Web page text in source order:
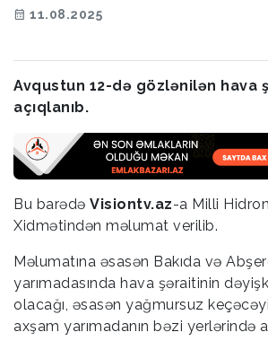
11.08.2025
Avqustun 12-də gözlənilən hava
açıqlanıb.
Bu barədə Visiontv.az-a Milli
Xidmətindən məlumat verilib.
Məlumatına əsasən Bakıda və
yarımadasında hava şəraitinin
olacağı, əsasən yağmursuz
axşam yarımadanın bəzi yerlərində